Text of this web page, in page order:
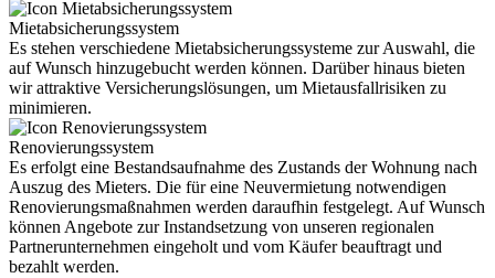
Mietabsicherungssystem
Es stehen verschiedene Mietabsicherungssysteme zur Auswahl, die
auf Wunsch hinzugebucht werden können. Darüber hinaus bieten
wir attraktive Versicherungslösungen, um Mietausfallrisiken zu
minimieren.
Renovierungssystem
Es erfolgt eine Bestandsaufnahme des Zustands der Wohnung nach
Auszug des Mieters. Die für eine Neuvermietung notwendigen
Renovierungsmaßnahmen werden daraufhin festgelegt. Auf Wunsch
können Angebote zur Instandsetzung von unseren regionalen
Partnerunternehmen eingeholt und vom Käufer beauftragt und
bezahlt werden.